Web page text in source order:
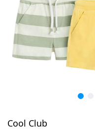
Cool Club